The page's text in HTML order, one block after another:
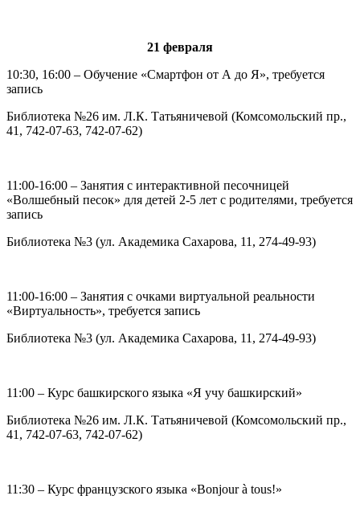
21 февраля
10:30, 16:00 – Обучение «Смартфон от А до Я», требуется
запись
Библиотека №26 им. Л.К. Татьяничевой (Комсомольский пр.,
41, 742-07-63, 742-07-62)
11:00-16:00 – Занятия с интерактивной песочницей
«Волшебный песок» для детей 2-5 лет с родителями, требуется
запись
Библиотека №3 (ул. Академика Сахарова, 11, 274-49-93)
11:00-16:00 – Занятия с очками виртуальной реальности
«Виртуальность», требуется запись
Библиотека №3 (ул. Академика Сахарова, 11, 274-49-93)
11:00 – Курс башкирского языка «Я учу башкирский»
Библиотека №26 им. Л.К. Татьяничевой (Комсомольский пр.,
41, 742-07-63, 742-07-62)
11:30 – Курс французского языка «Bonjour à tous!»